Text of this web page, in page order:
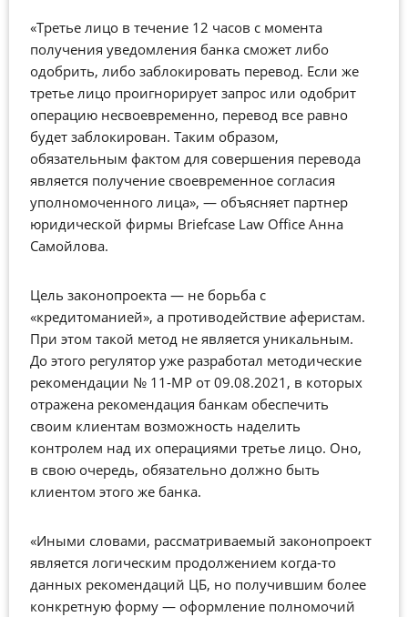
«Третье лицо в течение 12 часов с момента
получения уведомления банка сможет либо
одобрить, либо заблокировать перевод. Если же
третье лицо проигнорирует запрос или одобрит
операцию несвоевременно, перевод все равно
будет заблокирован. Таким образом,
обязательным фактом для совершения перевода
является получение своевременное согласия
уполномоченного лица», — объясняет партнер
юридической фирмы Briefcase Law Office Анна
Самойлова.
Цель законопроекта — не борьба с
«кредитоманией», а противодействие аферистам.
При этом такой метод не является уникальным.
До этого регулятор уже разработал методические
рекомендации № 11-МР от 09.08.2021, в которых
отражена рекомендация банкам обеспечить
своим клиентам возможность наделить
контролем над их операциями третье лицо. Оно,
в свою очередь, обязательно должно быть
клиентом этого же банка.
«Иными словами, рассматриваемый законопроект
является логическим продолжением когда-то
данных рекомендаций ЦБ, но получившим более
конкретную форму — оформление полномочий